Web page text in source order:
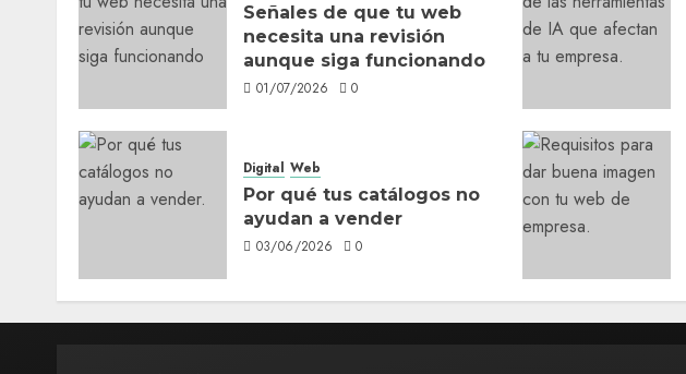
Señales de que tu web
necesita una revisión
aunque siga funcionando
01/07/2026 0
Digital Web
Por qué tus catálogos no
ayudan a vender
03/06/2026 0